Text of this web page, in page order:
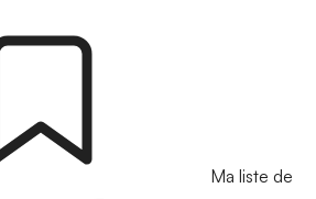
Ma liste de